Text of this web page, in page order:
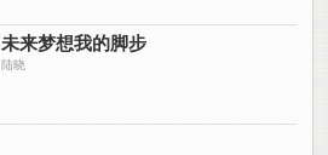
未来梦想我的脚步
陆晓